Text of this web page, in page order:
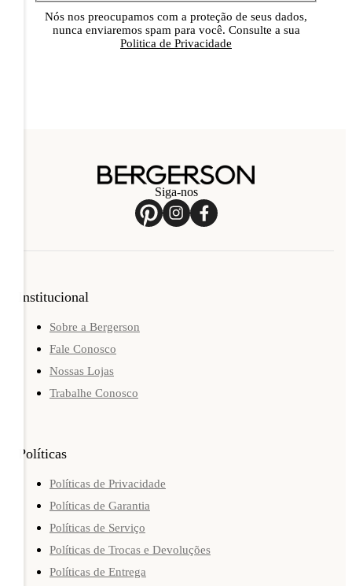
Nós nos preocupamos com a proteção de seus dados,
nunca enviaremos spam para você. Consulte a sua
Politica de Privacidade
Siga-nos
Institucional
Sobre a Bergerson
Fale Conosco
Nossas Lojas
Trabalhe Conosco
Políticas
Políticas de Privacidade
Políticas de Garantia
Políticas de Serviço
Políticas de Trocas e Devoluções
Políticas de Entrega